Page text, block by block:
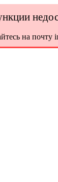
на почту